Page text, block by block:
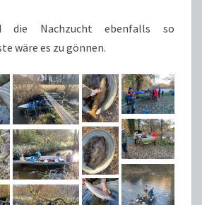
die Nachzucht ebenfalls so
wäre es zu gönnen.